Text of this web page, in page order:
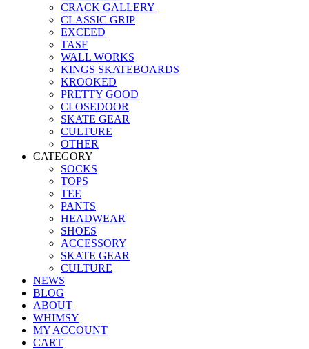
CRACK GALLERY
CLASSIC GRIP
EXCEED
TASF
WALL WORKS
KINGS SKATEBOARDS
KROOKED
PRETTY GOOD
CLOSEDOOR
SKATE GEAR
CULTURE
OTHER
CATEGORY
SOCKS
TOPS
TEE
PANTS
HEADWEAR
SHOES
ACCESSORY
SKATE GEAR
CULTURE
NEWS
BLOG
ABOUT
WHIMSY
MY ACCOUNT
CART